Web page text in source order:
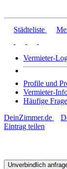
Städteliste
Vermieter-
Profile und
Vermieter-
Häufige
DeinZimmer.de
Eintrag teilen
Unverbindlich